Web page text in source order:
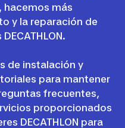
más
y la reparación de
de instalación y
para mantener
frecuentes,
proporcionados
DECATHLON para